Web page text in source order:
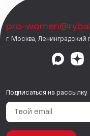
pro-
г. Москва, Ленинградский
Подписаться на рассылку